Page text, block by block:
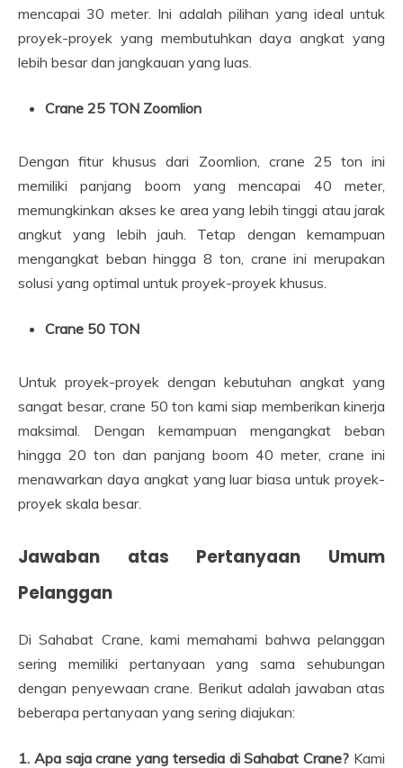
mencapai 30 meter. Ini adalah pilihan yang ideal untuk
proyek-proyek yang membutuhkan daya angkat yang
lebih besar dan jangkauan yang luas.
Crane 25 TON Zoomlion
Dengan fitur khusus dari Zoomlion, crane 25 ton ini
memiliki panjang boom yang mencapai 40 meter,
memungkinkan akses ke area yang lebih tinggi atau jarak
angkut yang lebih jauh. Tetap dengan kemampuan
mengangkat beban hingga 8 ton, crane ini merupakan
solusi yang optimal untuk proyek-proyek khusus.
Crane 50 TON
Untuk proyek-proyek dengan kebutuhan angkat yang
sangat besar, crane 50 ton kami siap memberikan kinerja
maksimal. Dengan kemampuan mengangkat beban
hingga 20 ton dan panjang boom 40 meter, crane ini
menawarkan daya angkat yang luar biasa untuk proyek-
proyek skala besar.
Jawaban atas Pertanyaan Umum
Pelanggan
Di Sahabat Crane, kami memahami bahwa pelanggan
sering memiliki pertanyaan yang sama sehubungan
dengan penyewaan crane. Berikut adalah jawaban atas
beberapa pertanyaan yang sering diajukan:
1. Apa saja crane yang tersedia di Sahabat Crane? Kami